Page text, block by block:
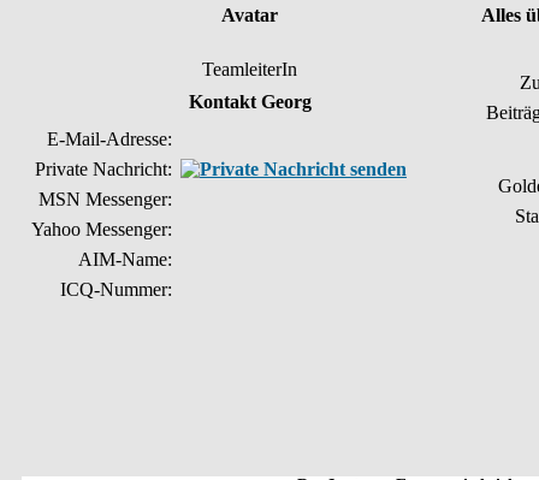
Avatar
Alles
TeamleiterIn
Kontakt Georg
E-Mail-Adresse:
Private Nachricht:
MSN Messenger:
Yahoo Messenger:
AIM-Name:
ICQ-Nummer: